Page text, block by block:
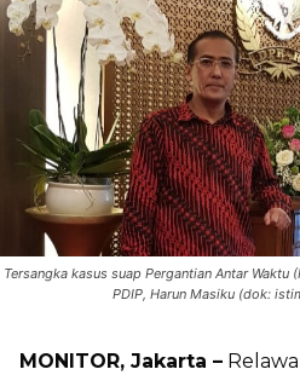
Tersangka kasus suap Pergantian Antar Waktu
PDIP, Harun Masiku (dok:
MONITOR, Jakarta –